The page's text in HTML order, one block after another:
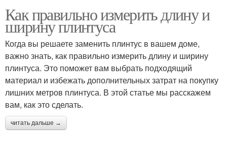
Как правильно измерить длину и
ширину плинтуса
Когда вы решаете заменить плинтус в вашем доме,
важно знать, как правильно измерить длину и ширину
плинтуса. Это поможет вам выбрать подходящий
материал и избежать дополнительных затрат на покупку
лишних метров плинтуса. В этой статье мы расскажем
вам, как это сделать.
читать дальше →